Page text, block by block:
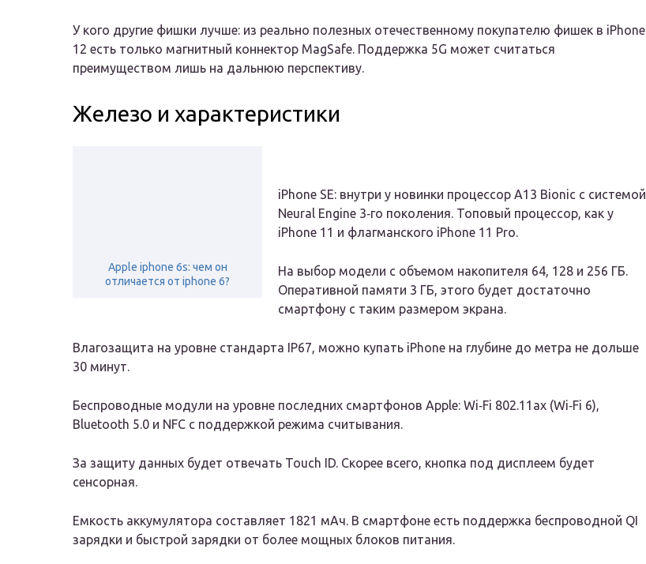
У кого другие фишки лучше: из реально полезных отечественному покупателю фишек в iPhone
12 есть только магнитный коннектор MagSafe. Поддержка 5G может считаться
преимуществом лишь на дальнюю перспективу.
Железо и характеристики
Apple iphone 6s: чем он
отличается от iphone 6?
iPhone SE: внутри у новинки процессор A13 Bionic с системой
Neural Engine 3‑го поколения. Топовый процессор, как у
iPhone 11 и флагманского iPhone 11 Pro.
На выбор модели с объемом накопителя 64, 128 и 256 ГБ.
Оперативной памяти 3 ГБ, этого будет достаточно
смартфону с таким размером экрана.
Влагозащита на уровне стандарта IP67, можно купать iPhone на глубине до метра не дольше
30 минут.
Беспроводные модули на уровне последних смартфонов Apple: Wi‑Fi 802.11ax (Wi‑Fi 6),
Bluetooth 5.0 и NFC с поддержкой режима считывания.
За защиту данных будет отвечать Touch ID. Скорее всего, кнопка под дисплеем будет
сенсорная.
Емкость аккумулятора составляет 1821 мАч. В смартфоне есть поддержка беспроводной QI
зарядки и быстрой зарядки от более мощных блоков питания.